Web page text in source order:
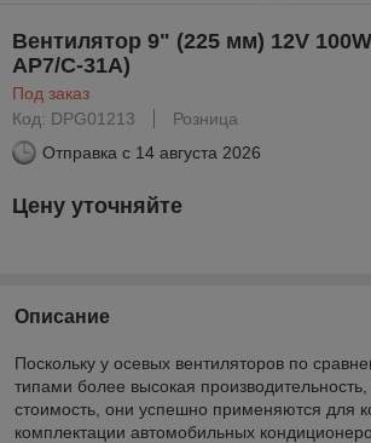
Вентилятор 9" (225 мм) 12V
AP7/C-31A)
Под заказ
Код: DPG01213
Розница
Отправка с 14 августа 2026
Цену уточняйте
Описание
Поскольку у осевых вентиляторов по
типами более высокая
стоимость, они успешно применяются для
комплектации автомобильных